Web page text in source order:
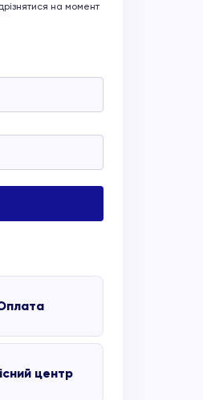
на момент
центр